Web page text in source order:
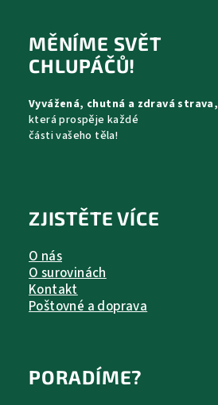
MĚNÍME SVĚT
CHLUPÁČŮ!
Vyvážená, chutná a zdravá strava,
která prospěje každé
části vašeho těla!
ZJISTĚTE VÍCE
O nás
O surovinách
Kontakt
Poštovné a doprava
PORADÍME?